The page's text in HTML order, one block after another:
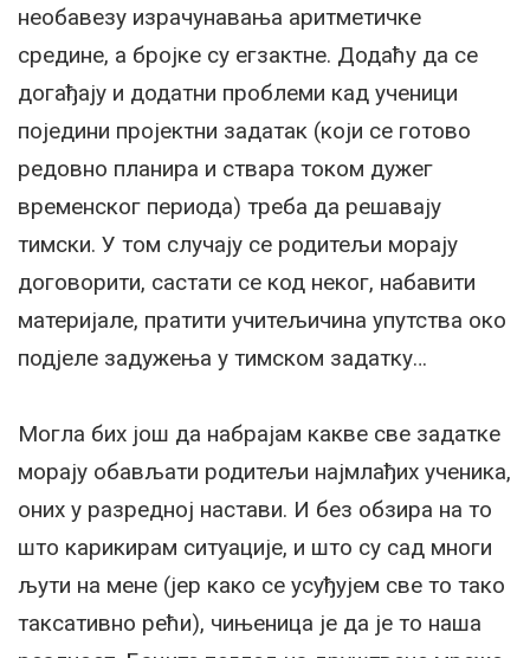
необавезу израчунавања аритметичке
средине, а бројке су егзактне. Додаћу да се
догађају и додатни проблеми кад ученици
поједини пројектни задатак (који се готово
редовно планира и ствара током дужег
временског периода) треба да решавају
тимски. У том случају се родитељи морају
договорити, састати се код неког, набавити
материјале, пратити учитељичина упутства око
подјеле задужења у тимском задатку…
Могла бих још да набрајам какве све задатке
морају обављати родитељи најмлађих ученика,
оних у разредној настави. И без обзира на то
што карикирам ситуације, и што су сад многи
љути на мене (јер како се усуђујем све то тако
таксативно рећи), чињеница је да је то наша